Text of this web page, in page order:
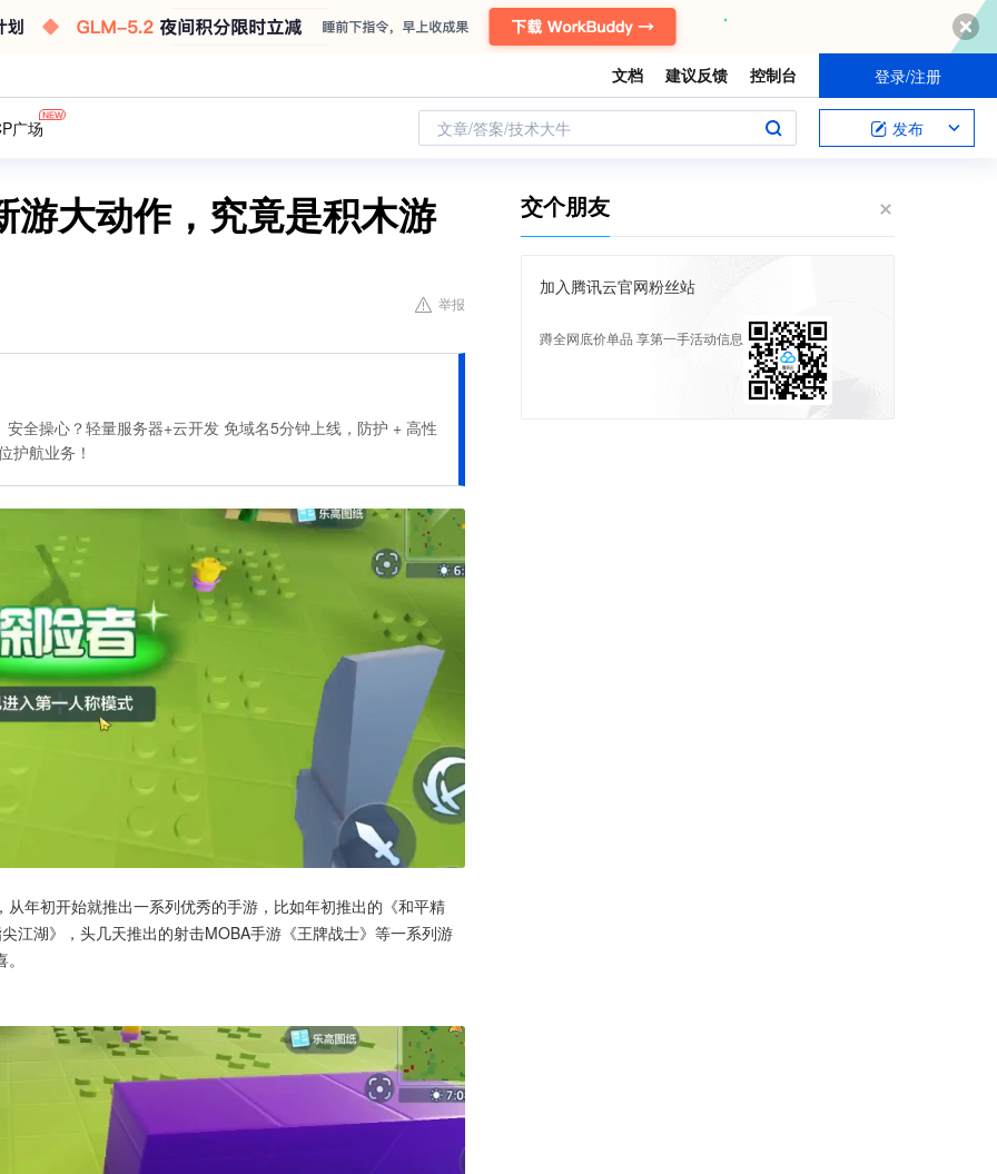
文档 建议反馈 控制台 登录/注册
广场 文章/答案/技术大牛 发布
游大动作，究竟是积木游
举报
安全操心？轻量服务器+云开发 免域名5分钟上线，防护 + 高性
护航业务！
年初开始就推出一系列优秀的手游，比如年初推出的《和平精
江湖》，头几天推出的射击MOBA手游《王牌战士》等一系列游
交个朋友
加入腾讯云官网粉丝站
蹲全网底价单品 享第一手活动信息